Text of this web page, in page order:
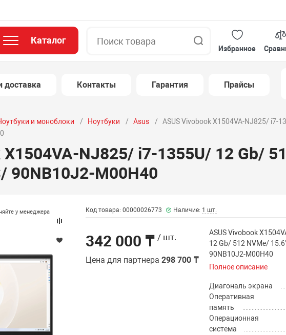
Каталог
Избранное
доставка Контакты Гарантия Прайсы
и моноблоки Ноутбуки Asus
ASUS Vivobook X1504VA-NJ825/ i7-
X1504VA-NJ825/ i7-1355U/ 12 Gb/
90NB10J2-M00H40
у менеджера Код товара: 00000026773 Наличие: 1 шт.
342 000 ₸ / шт.
Цена для партнера298 700 ₸
ASUS Vivobook
12 Gb/ 512 NVMe/
90NB10J2-M00H40
Полное описание
Диагональ экрана
Оперативная
память
Операционная
система